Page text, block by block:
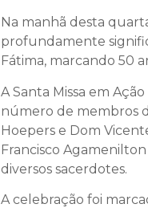
Na manhã desta
profundamente
Fátima, marcando 50
A Santa Missa em
número de membros
Hoepers e Dom
Francisco
diversos sacerdotes.
A celebração foi